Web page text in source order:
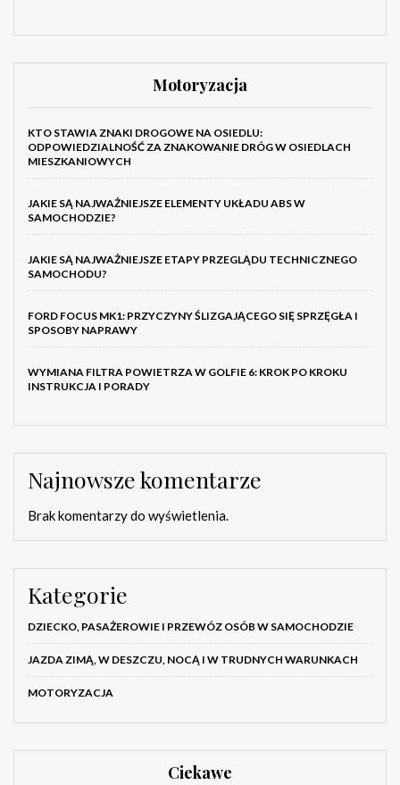
Motoryzacja
KTO STAWIA ZNAKI DROGOWE NA OSIEDLU:
ODPOWIEDZIALNOŚĆ ZA ZNAKOWANIE DRÓG W OSIEDLACH
MIESZKANIOWYCH
JAKIE SĄ NAJWAŻNIEJSZE ELEMENTY UKŁADU ABS W
SAMOCHODZIE?
JAKIE SĄ NAJWAŻNIEJSZE ETAPY PRZEGLĄDU TECHNICZNEGO
SAMOCHODU?
FORD FOCUS MK1: PRZYCZYNY ŚLIZGAJĄCEGO SIĘ SPRZĘGŁA I
SPOSOBY NAPRAWY
WYMIANA FILTRA POWIETRZA W GOLFIE 6: KROK PO KROKU
INSTRUKCJA I PORADY
Najnowsze komentarze
Brak komentarzy do wyświetlenia.
Kategorie
DZIECKO, PASAŻEROWIE I PRZEWÓZ OSÓB W SAMOCHODZIE
JAZDA ZIMĄ, W DESZCZU, NOCĄ I W TRUDNYCH WARUNKACH
MOTORYZACJA
Ciekawe